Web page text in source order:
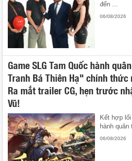
đến ...
06/08/2026
Game SLG Tam Quốc hành
Tranh Bá Thiên Hạ" chính
Ra mắt trailer CG, hẹn trước
Vũ!
Kết hợp
hành quân
06/08/2026